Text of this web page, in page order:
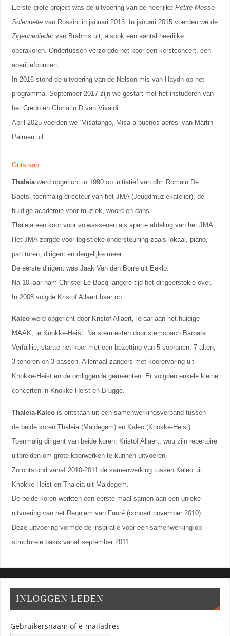
Eerste grote project was de uitvoering van de heerlijke Petite Messe
Solennelle van Rossini in januari 2013. In januari 2015 voerden we de
Zigeunerlieder van Brahms uit, alsook een aantal heerlijke
operakoren. Ondertussen verzorgde het koor een kerstconcert, een
aperitiefconcert, … .
In 2016 stond de uitvoering van de Nelson-mis van Haydn op het
programma. September 2017 zijn we gestart met het instuderen van
het Credo en Gloria in D van Vivaldi.
April 2025 voerden we ‘Misatango, Misa a buenos aeres’ van Martin
Palmeri uit.
Ontstaan
Thaleiawerd opgericht in 1990 op initiatief van dhr. Romain De
Baets, toenmalig directeur van het JMA (Jeugdmuziekatelier), de
huidige academie voor muziek, woord en dans.
Thaleia een koor voor volwassenen als aparte afdeling van het JMA.
Het JMA zorgde voor logistieke ondersteuning zoals lokaal, piano,
partituren, dirigent en dergelijke meer.
De eerste dirigent was Jaak Van den Borre uit Eeklo.
Na 10 jaar nam Christel Le Bacq langere tijd het dirigeerstokje over.
In 2008 volgde Kristof Allaert haar op.
Kaleowerd opgericht door Kristof Allaert, leraar aan het huidige
MAAK, te Knokke-Heist. Na stemtesten door stemcoach Barbara
Verfaillie, startte het koor met een bezetting van 5 sopranen, 7 alten,
3 tenoren en 3 bassen. Allemaal zangers met koorervaring uit
Knokke-Heist en de omliggende gemeenten. Er volgden enkele kleine
concerten in Knokke-Heist en Brugge.
Thaleia-Kaleois ontstaan uit een samenwerkingsverband tussen
de beide koren Thaleia (Maldegem) en Kaleo (Knokke-Heist).
Toenmalig dirigent van beide koren, Kristof Allaert, wou zijn repertoire
uitbreiden om grote koorwerken te kunnen uitvoeren.
Zo ontstond vanaf 2010-2011 de samenwerking tussen Kaleo uit
Knokke-Heist en Thaleia uit Maldegem.
De beide koren werkten een eerste maal samen aan een unieke
uitvoering van het Requiem van Fauré (concert november 2010).
Deze uitvoering vormde de inspiratie voor een samenwerking op
structurele basis vanaf september 2011.
INLOGGEN LEDEN
Gebruikersnaam of e-mailadres